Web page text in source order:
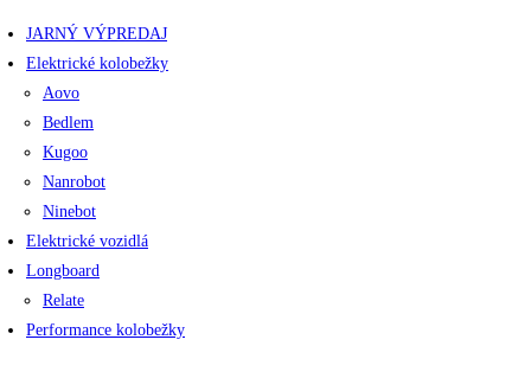
JARNÝ VÝPREDAJ
Elektrické kolobežky
Aovo
Bedlem
Kugoo
Nanrobot
Ninebot
Elektrické vozidlá
Longboard
Relate
Performance kolobežky